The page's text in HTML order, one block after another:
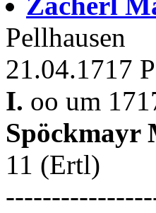
Pellhausen
21.04.1717
I. oo um
Spöckmayr
11 (Ertl)